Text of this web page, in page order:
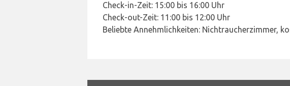
Check-in-Zeit: 15:00 bis 16:00 Uhr
Check-out-Zeit: 11:00 bis 12:00 Uhr
Beliebte Annehmlichkeiten: Nichtraucherzimmer,